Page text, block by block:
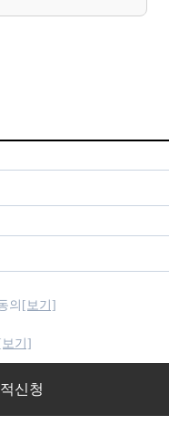
의 [보기]
[보기]
신청